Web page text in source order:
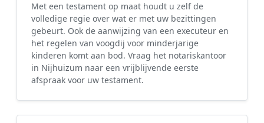
Met een testament op maat houdt u zelf de
volledige regie over wat er met uw bezittingen
gebeurt. Ook de aanwijzing van een executeur en
het regelen van voogdij voor minderjarige
kinderen komt aan bod. Vraag het notariskantoor
in Nijhuizum naar een vrijblijvende eerste
afspraak voor uw testament.